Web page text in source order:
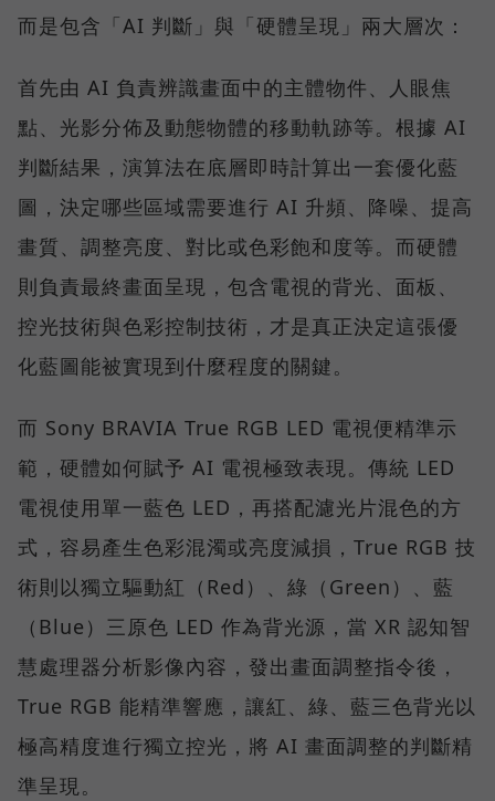
而是包含「AI 判斷」與「硬體呈現」兩大層次：
首先由 AI 負責辨識畫面中的主體物件、人眼焦
點、光影分佈及動態物體的移動軌跡等。根據 AI
判斷結果，演算法在底層即時計算出一套優化藍
圖，決定哪些區域需要進行 AI 升頻、降噪、提高
畫質、調整亮度、對比或色彩飽和度等。而硬體
則負責最終畫面呈現，包含電視的背光、面板、
控光技術與色彩控制技術，才是真正決定這張優
化藍圖能被實現到什麼程度的關鍵。
而 Sony BRAVIA True RGB LED 電視便精準示
範，硬體如何賦予 AI 電視極致表現。傳統 LED
電視使用單一藍色 LED，再搭配濾光片混色的方
式，容易產生色彩混濁或亮度減損，True RGB 技
術則以獨立驅動紅（Red）、綠（Green）、藍
（Blue）三原色 LED 作為背光源，當 XR 認知智
慧處理器分析影像內容，發出畫面調整指令後，
True RGB 能精準響應，讓紅、綠、藍三色背光以
極高精度進行獨立控光，將 AI 畫面調整的判斷精
準呈現。